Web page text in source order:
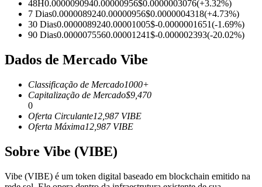
Futuros usando USDC como garantia
48H0.0000090940.00000956$0.0000003076(+3.32%)
7 Dias0.0000089240.00000956$0.0000004318(+4.73%)
30 Dias0.0000089240.00001005$-0.0000001651(-1.69%)
90 Dias0.0000075560.00001241$-0.000002393(-20.02%)
Dados de Mercado Vibe
Classificação de Mercado1000+
Capitalização de Mercado$9,470
0
Oferta Circulante12,987 VIBE
Oferta Máxima12,987 VIBE
Sobre Vibe (VIBE)
Vibe (VIBE) é um token digital baseado em blockchain emitido na